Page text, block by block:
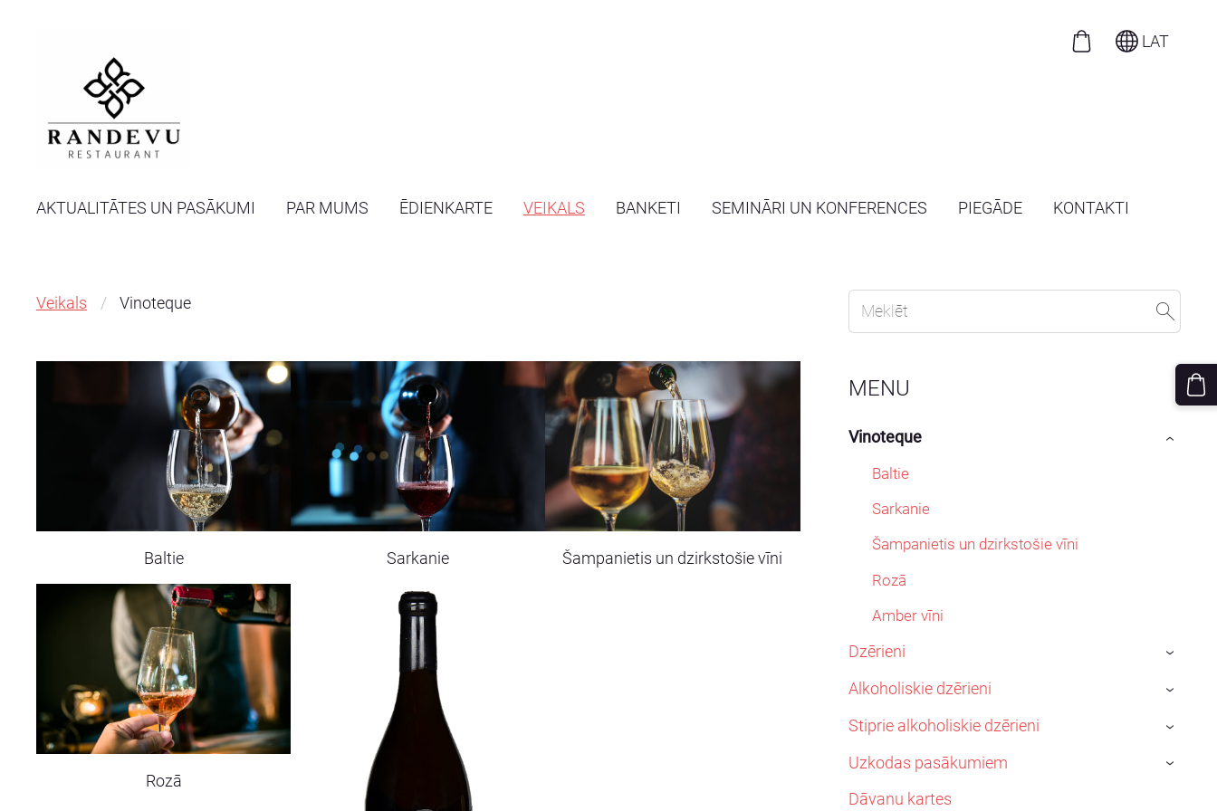
AKTUALITĀTES UN PASĀKUMI PAR MUMS ĒDIENKARTE VEIKALS BANKETI SEMINĀRI UN KONFERENCES PIEGĀDE KONTAKTI
LAT
MENU
Vinoteque
Baltie
Sarkanie
Šampanietis un dzirkstošie vīni
Rozā
Amber vīni
›
Dzērieni ›
Alkoholiskie dzērieni ›
Stiprie alkoholiskie dzērieni ›
Uzkodas pasākumiem ›
Dāvanu kartes
Veikals Vinoteque
Baltie Sarkanie Šampanietis un dzirkstošie vīni
Rozā